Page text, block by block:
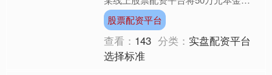
大至250万元进行操作，起初两周收益
超过30%，却在第三....
股票配资平台
查看： 143 分类： 实盘配资平台
选择标准